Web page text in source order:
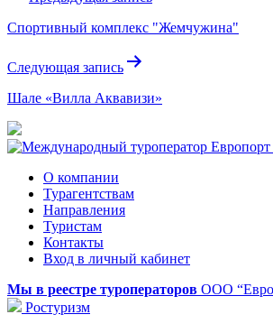
записям
Спортивный комплекс "Жемчужина"
Следующая запись
Шале «Вилла Аквавизи»
О компании
Турагентствам
Направления
Туристам
Контакты
Вход в личный кабинет
Мы в реестре туроператоров ООО
Ростуризм